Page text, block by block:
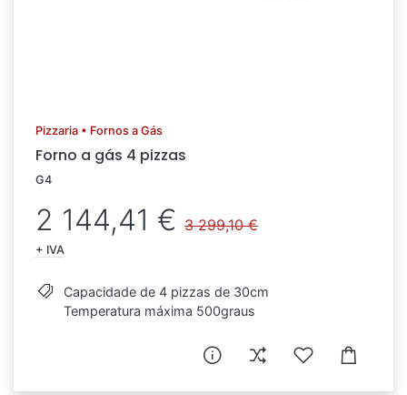
Pizzaria • Fornos a Gás
Forno a gás 4 pizzas
G4
2 144,41 € 3 299,10 €
+ IVA
Capacidade de 4 pizzas de 30cm
Temperatura máxima 500graus